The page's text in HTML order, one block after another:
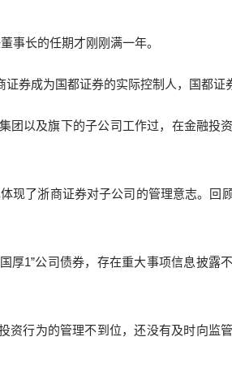
事长的任期才刚刚满一年。
券成为国都证券的实际控制人，国都证
团以及旗下的子公司工作过，在金融投
现了浙商证券对子公司的管理意志。回
厚1”公司债券，存在重大事项信息披露
资行为的管理不到位，还没有及时向监